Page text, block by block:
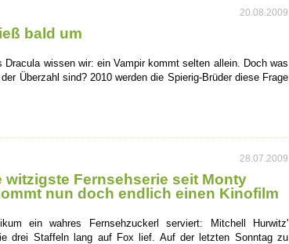
20.08.2009
bald um
wissen wir: ein Vampir kommt selten allein. Doch was
Überzahl sind? 2010 werden die Spierig-Brüder diese Frage
28.07.2009
Fernsehserie seit Monty
nun doch endlich einen Kinofilm
ein wahres Fernsehzuckerl serviert: Mitchell Hurwitz'
drei Staffeln lang auf Fox lief. Auf der letzten Sonntag zu